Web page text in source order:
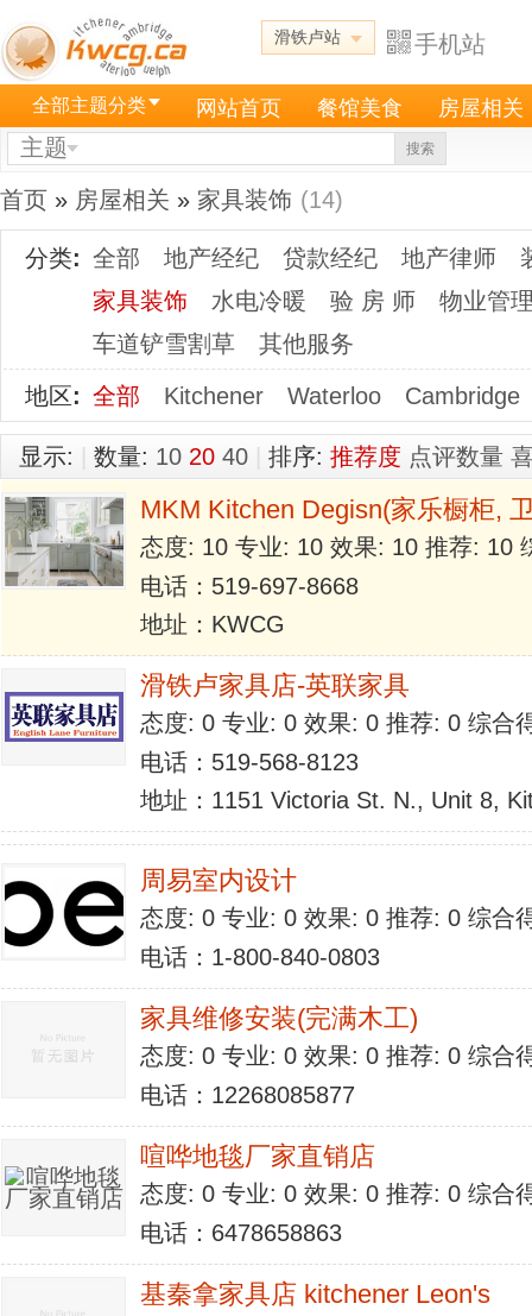
滑铁卢站 手机站
全部主题分类 网站首页 餐馆美食 房屋相关
主题 搜索
首页 » 房屋相关 » 家具装饰 (14)
分类: 全部 地产经纪 贷款经纪 地产律师
家具装饰
水电冷暖 验 房 师
物业管
车道铲雪割草
其他服务
地区: 全部 Kitchener Waterloo Cambridge
显示: 数量: 10 20 40 排序: 推荐度 点评数量
MKM Kitchen Degisn(家乐橱柜,
态度: 10 专业: 10 效果: 10 推荐: 10
电话：519-697-8668
地址：KWCG
滑铁卢家具店-英联家具
态度: 0 专业: 0 效果: 0 推荐: 0 综合
电话：519-568-8123
地址：1151 Victoria St. N., Unit 8,
周易室内设计
态度: 0 专业: 0 效果: 0 推荐: 0 综合
电话：1-800-840-0803
家具维修安装(完满木工)
态度: 0 专业: 0 效果: 0 推荐: 0 综合
电话：12268085877
喧哗地毯厂家直销店
态度: 0 专业: 0 效果: 0 推荐: 0 综合
电话：6478658863
基秦拿家具店 kitchener Leon's